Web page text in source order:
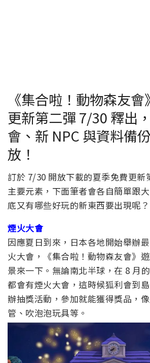
《集合啦！動物森友
更新第二彈 7/30 釋出
會、新 NPC 與資料備
放！
訂於 7/30 開放下載的夏季免費更新
主要元素，下面筆者會各自簡單跟
底又有哪些好玩的新東西要出現呢？
煙火大會
因應夏日到來，日本各地開始舉辦
火大會，《集合啦！動物森友會》
景來一下。無論南北半球，在 8 月
都會有煙火大會，這時候狐利會到
辦抽獎活動，參加就能獲得獎品，
管、吹泡泡玩具等。